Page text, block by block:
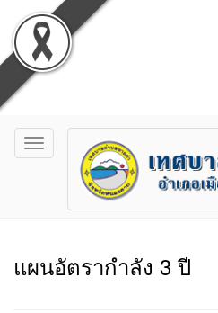
Toggle
navigation
แผนอัตรากำลัง 3 ปี